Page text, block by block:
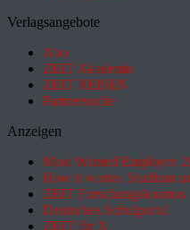
Verlagsangebote
Abo
ZEIT Akademie
ZEIT REISEN
Partnersuche
Anzeigen
Most Wanted Employer
How it works: Studium
ZEIT Forschungskosmos
Deutsches Schulportal
ZEIT für X